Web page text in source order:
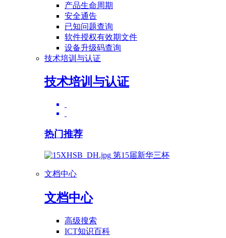
产品生命周期
安全通告
已知问题查询
软件授权有效期文件
设备升级码查询
技术培训与认证
技术培训与认证
热门推荐
第15届新华三杯
文档中心
文档中心
高级搜索
ICT知识百科